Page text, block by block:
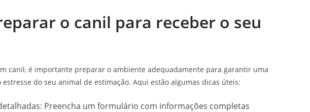
o canil para receber o seu
canil, é importante preparar o ambiente adequadamente para garantir uma
do seu animal de estimação. Aqui estão algumas dicas úteis:
Preencha um formulário com informações completas